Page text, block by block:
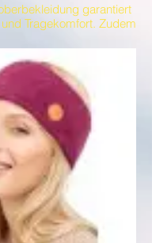
garantiert
Tragekomfort. Zudem
durch ein
gefüttert.